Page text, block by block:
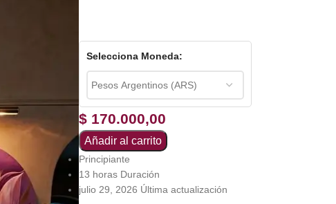
Selecciona Moneda:
$ 170.000,00
Añadir al carrito
Principiante
13 horas Duración
julio 29, 2026 Última actualización